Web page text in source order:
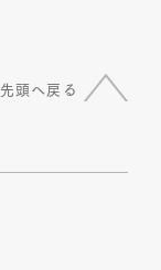
先頭へ戻る